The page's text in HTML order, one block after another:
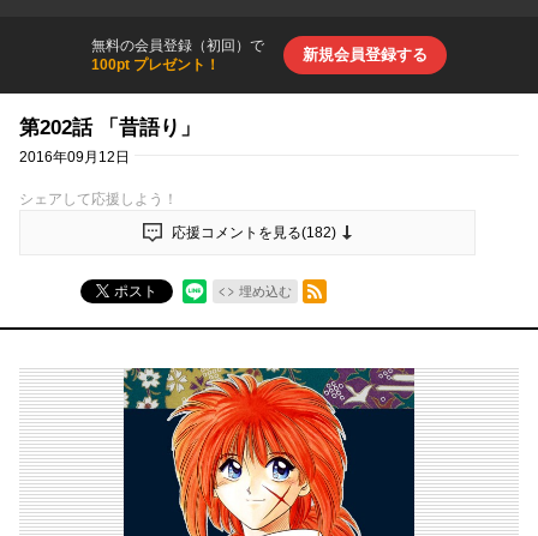
無料の会員登録（初回）で
100pt プレゼント！
新規会員登録する
第202話 「昔語り」
2016年09月12日
シェアして応援しよう！
応援コメントを見る(182)
ポスト 埋め込む
RSSフィード